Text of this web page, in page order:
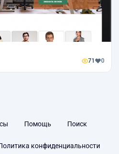
71 0
Помощь Поиск
конфиденциальности